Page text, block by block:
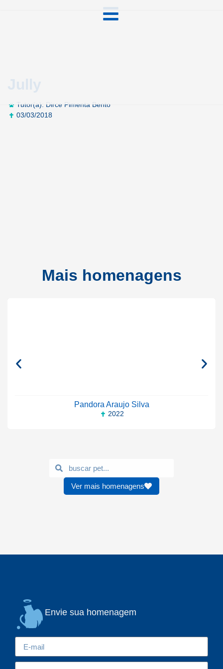
Jully
Tutor(a): Dirce Pimenta Bento
03/03/2018
Mais homenagens
Pandora Araujo Silva
2022
Ver mais homenagens
Envie sua homenagem